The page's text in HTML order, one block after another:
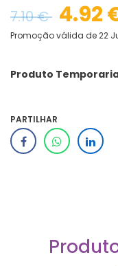
7.10 € 4.92
Promoção válida de 22
Produto
PARTILHAR